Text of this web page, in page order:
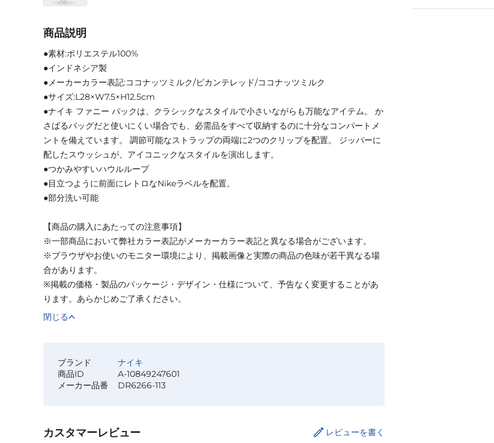
商品説明
●素材:ポリエステル100%
●インドネシア製
●メーカーカラー表記:ココナッツミルク/ピカンテレッド/ココナッツミルク
●サイズ:L28×W7.5×H12.5cm
●ナイキ ファニー パックは、クラシックなスタイルで小さいながらも万能なアイテム。 か
さばるバッグだと使いにくい場合でも、必需品をすべて収納するのに十分なコンパートメ
ントを備えています。 調節可能なストラップの両端に2つのクリップを配置。 ジッパーに
配したスウッシュが、アイコニックなスタイルを演出します。
●つかみやすいハウルループ
●目立つように前面にレトロなNikeラベルを配置。
●部分洗い可能
【商品の購入にあたっての注意事項】
※一部商品において弊社カラー表記がメーカーカラー表記と異なる場合がございます。
※ブラウザやお使いのモニター環境により、掲載画像と実際の商品の色味が若干異なる場
合があります。
※掲載の価格・製品のパッケージ・デザイン・仕様について、予告なく変更することがあ
ります。あらかじめご了承ください。
閉じる
ブランド
ナイキ
商品ID
A-10849247601
メーカー品番
DR6266-113
カスタマーレビュー レビューを書く